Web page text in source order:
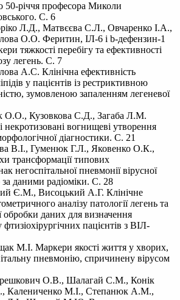
річчя професора Миколи
С. 6
Л.Д., Матвєєва С.Л., Овчаренко І.А.,
О.О. Феритин, ІЛ-6 і b-дефензин-1
тяжкості перебігу та ефективності
легень. С. 7
А.С. Клінічна ефективність
у пацієнтів із рестриктивною
зумовленою запаленням легеневої
О.О., Кузовкова С.Д., Загаба Л.М.
некротизовані вогнищеві утворення
діагностики. С. 21
В.І., Гуменюк Г.Л., Яковенко О.К.,
трансформації типових
негоспітальної пневмонії вірусної
за даними радіоміки. С. 28
Є.М., Висоцький А.Г. Клінічне
аналізу патології легень та
обробки даних для визначення
фтизіохірургічних пацієнтів з ВІЛ-
М.І. Маркери якості життя у хворих,
пневмонію, спричинену вірусом
О.В., Шалагай С.М., Конік
Калениченко М.І., Степанюк А.М.,